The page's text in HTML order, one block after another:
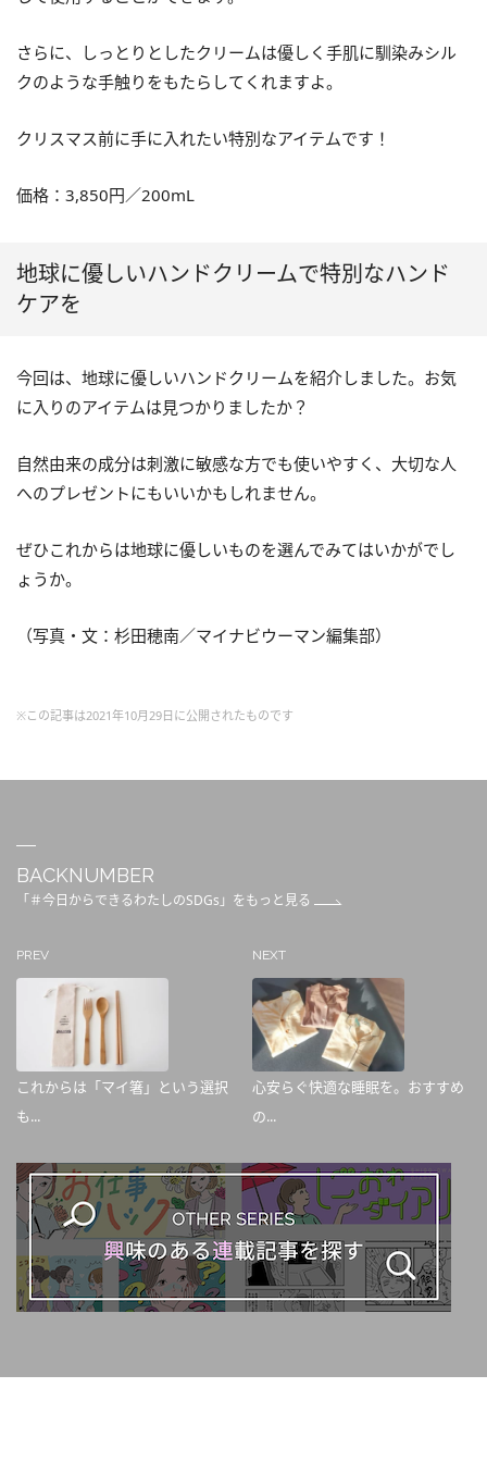
さらに、しっとりとしたクリームは優しく手肌に馴染みシル
クのような手触りをもたらしてくれますよ。
クリスマス前に手に入れたい特別なアイテムです！
価格：3,850円／200mL
地球に優しいハンドクリームで特別なハンド
ケアを
今回は、地球に優しいハンドクリームを紹介しました。お気
に入りのアイテムは見つかりましたか？
自然由来の成分は刺激に敏感な方でも使いやすく、大切な人
へのプレゼントにもいいかもしれません。
ぜひこれからは地球に優しいものを選んでみてはいかがでし
ょうか。
（写真・文：杉田穂南／マイナビウーマン編集部）
※この記事は2021年10月29日に公開されたものです
BACKNUMBER
「＃今日からできるわたしのSDGs」をもっと見る
PREV
これからは「マイ箸」という選択
も...
NEXT
心安らぐ快適な睡眠を。おすすめ
の...